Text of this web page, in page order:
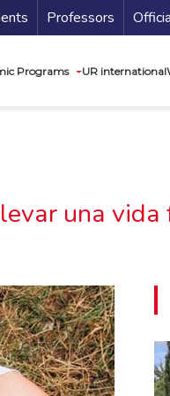
Professors
Programs UR international
una vida